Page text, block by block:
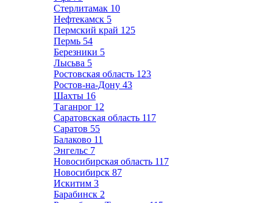
Стерлитамак 10
Нефтекамск 5
Пермский край 125
Пермь 54
Березники 5
Лысьва 5
Ростовская область 123
Ростов-на-Дону 43
Шахты 16
Таганрог 12
Саратовская область 117
Саратов 55
Балаково 11
Энгельс 7
Новосибирская область 117
Новосибирск 87
Искитим 3
Барабинск 2